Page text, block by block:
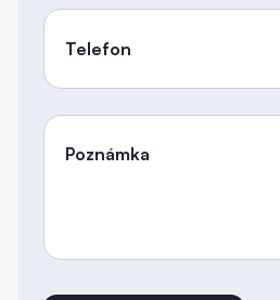
Telefon
Poznámka